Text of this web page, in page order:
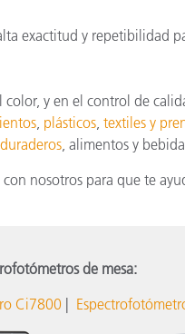
exactitud y repetibilidad
y en el control de
plásticos textiles y
, alimentos y
nosotros para que te
de mesa:
Ci7800 |